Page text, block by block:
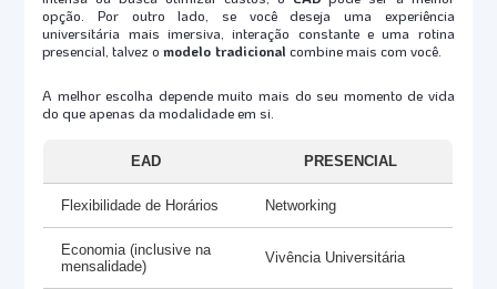
opção. Por outro lado, se você deseja uma experiência
universitária mais imersiva, interação constante e uma rotina
presencial, talvez omodelo tradicional combine mais com você.
A melhor escolha depende muito mais do seu momento de vida
do que apenas da modalidade em si.
EAD PRESENCIAL
Flexibilidade de Horários Networking
Economia (inclusive na
mensalidade)
Vivência Universitária